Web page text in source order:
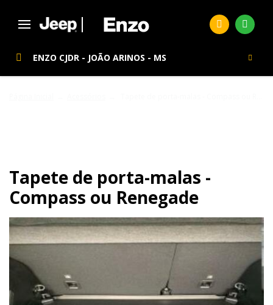
ENZO CJDR - JOÃO ARINOS - MS
Tapete de porta-malas -
Compass ou Renegade